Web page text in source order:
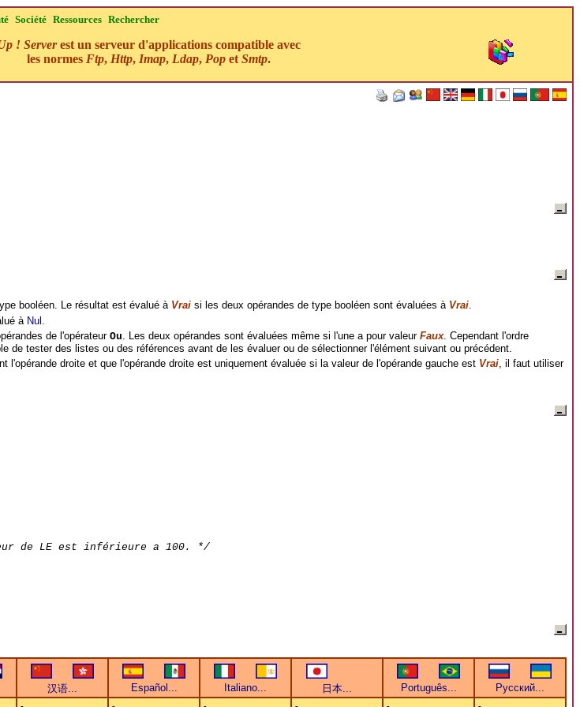
Société Ressources Rechercher
! Serverest un serveur d'applications compatible avec
les normes Ftp, Http, Imap, Ldap, Pop et Smtp.
booléen. Le résultat est évalué à Vraisi les deux opérandes de type booléen sont évaluées à Vrai.
à Nul
de l'opérateur Ou . Les deux opérandes sont évaluées même si l'une a pour valeur Faux. Cependant l'ordre
de tester des listes ou des références avant de les évaluer ou de sélectionner l'élément suivant ou précédent.
l'opérande droite et que l'opérande droite est uniquement évaluée si la valeur de l'opérande gauche est Vrai, il faut utiliser
de LE est inférieure a 100. */